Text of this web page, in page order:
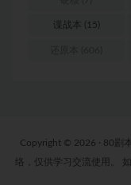
谍战本 (15)
Copyright © 2026 · 80剧
络，仅供学习交流使用。